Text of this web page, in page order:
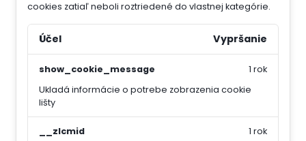
cookies zatiaľ neboli roztriedené do vlastnej kategórie.
Účel Vypršanie
show_cookie_message
Ukladá informácie o potrebe zobrazenia cookie
lišty
1 rok
__zlcmid
1 rok